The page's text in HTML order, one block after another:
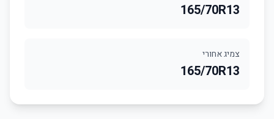
165/70R13
צמיג אחורי
165/70R13